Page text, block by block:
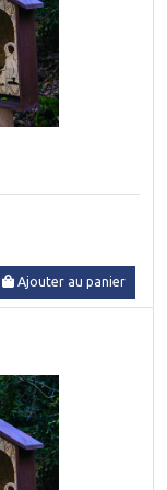
Ajouter au panier